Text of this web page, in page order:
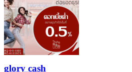
glory cash